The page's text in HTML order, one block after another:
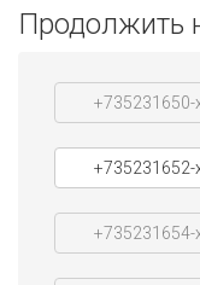
Продолжить
+735231650-
+735231652-
+735231654-